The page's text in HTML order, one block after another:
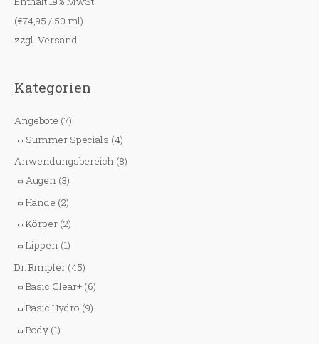
(€74,95 / 50 ml)
zzgl. Versand
Kategorien
Angebote (7)
Summer Specials (4)
Anwendungsbereich (8)
Augen (3)
Hände (2)
Körper (2)
Lippen (1)
Dr. Rimpler (45)
Basic Clear+ (6)
Basic Hydro (9)
Body (1)